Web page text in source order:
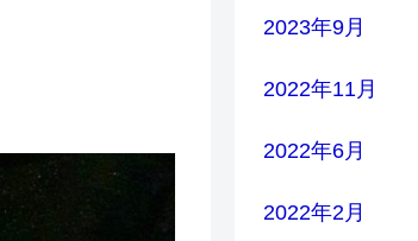
2023年9月
2022年11月
2022年6月
2022年2月